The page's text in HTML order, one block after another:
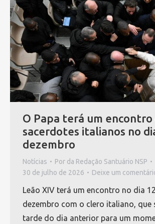
O Papa terá um encontro
sacerdotes italianos no
dezembro
Notícias Por da Redação Santuário NSP
30 de julho de 2026
Deixe um
Leão XIV terá um encontro no dia
dezembro com o clero italiano, que
tarde do dia anterior para um